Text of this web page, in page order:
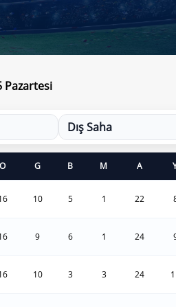
Pazartesi
Dış Saha
O G B M A
10 5 1 22
9 6 1 24
10 3 3 24